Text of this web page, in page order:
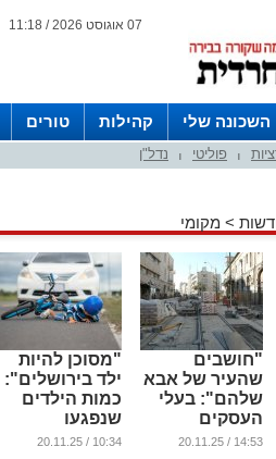
07 אוגוסט 2026 / 11:18
השכונה שלי קהילות טורים
פוליטי נדל"ן
> מקומי
"חושבים
שהעיר של אבא
שלהם": בעלי
העסקים
בירושלים
14:53 / 20.11.25
"מסוכן להיות
ילד בירושלים":
כמות הילדים
שנפגעו
בתאונות דרכים
10:34 / 20.11.25